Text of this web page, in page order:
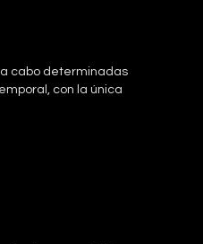
a cabo determinadas
con la única